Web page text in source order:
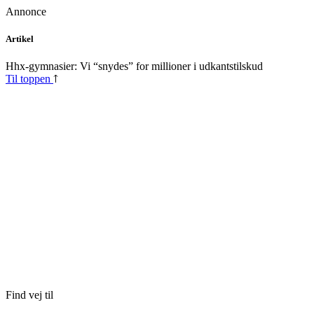
Annonce
Skip
content
Artikel
Hhx-gymnasier: Vi “snydes” for millioner i udkantstilskud
Til toppen
Find vej til